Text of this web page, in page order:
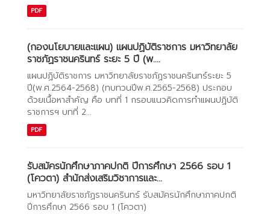
PDF
(กองนโยบายและแผน) แผนปฏิบัติราชการ มหาวิทยาลัย
ราชภัฏราชนครินทร์ ระยะ 5 ปี (พ....
แผนปฏิบัติราชการ มหาวิทยาลัยราชภัฏราชนครินทร์ระยะ 5
ปี(พ.ศ.2564-2568) (ทบทวนปีพ.ศ.2565-2568) ประกอบ
ด้วยเนื้อหาสำคัญ คือ บทที่ 1 กรอบแนวคิดการทำแผนปฏิบัติ
ราชการฯ บทที่ 2...
PDF
รับสมัครนักศึกษาภาคปกติ ปีการศึกษา 2566 รอบ 1
(โควตา) สำนักส่งเสริมวิชาการและ...
มหาวิทยาลัยราชภัฏราชนครินทร์ รับสมัครนักศึกษาภาคปกติ
ปีการศึกษา 2566 รอบ 1 (โควตา)